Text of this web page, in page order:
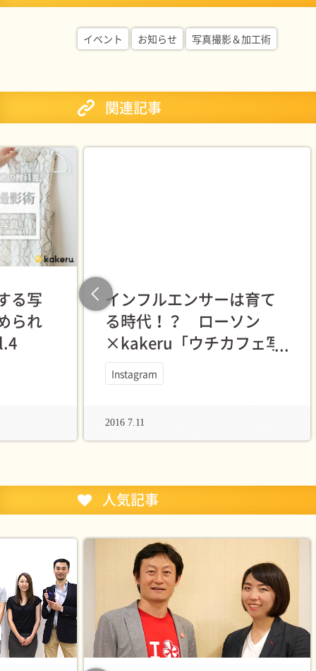
イベント お知らせ 写真撮影＆加工術
関連記事
Previous
る写
られ
インフルエンサーは育て
る時代！？ ローソン
×kakeru「ウチカフェ写
真撮影ワークショップ」
を開催しました
Instagram
2016 7.11
人気記事